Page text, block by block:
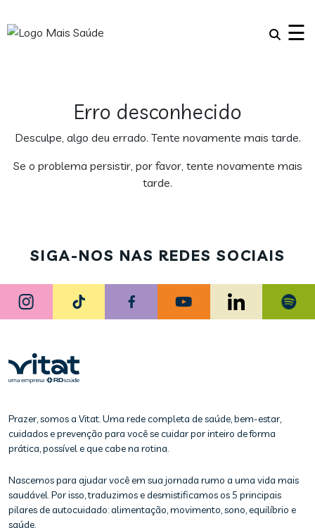
☰
Erro desconhecido
Desculpe, algo deu errado. Tente novamente mais tarde.
Se o problema persistir, por favor, tente novamente mais
tarde.
SIGA-NOS NAS REDES SOCIAIS
Prazer, somos a Vitat. Uma rede completa de saúde, bem-estar,
cuidados e prevenção para você se cuidar por inteiro de forma
prática, possível e que cabe na rotina.
Nascemos para ajudar você em sua jornada rumo a uma vida mais
saudável. Por isso, traduzimos e desmistificamos os 5 principais
pilares de autocuidado: alimentação, movimento, sono, equilíbrio e
saúde.